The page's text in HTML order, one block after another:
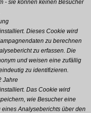
- sie können keinen Besucher
Dieses Cookie wird
zu berechnen
zu erfassen. Die
und weisen eine zufällig
zu identifizieren.
Jahre
Das Cookie wird
wie Besucher eine
Analyseberichts über den